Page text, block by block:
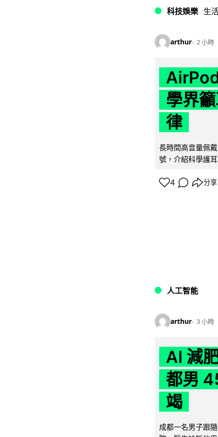
科技娛樂 生
arthur 2 小時
學界
律
長時間高音量佩
號，介紹科學護
4 分享
人工智能
arthur 3 小時
AI 減
都男
竭
成都一名男子跟